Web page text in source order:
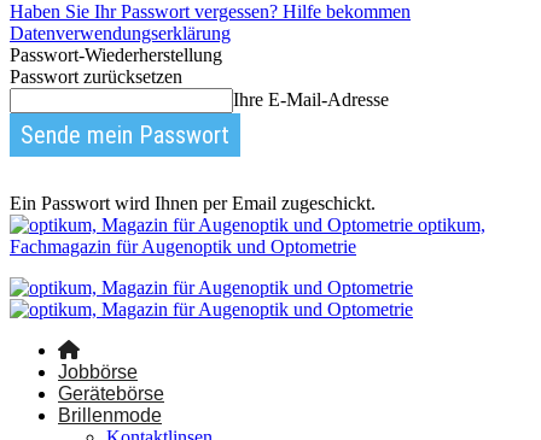
Haben Sie Ihr Passwort vergessen? Hilfe bekommen
Datenverwendungserklärung
Passwort-Wiederherstellung
Passwort zurücksetzen
Ihre E-Mail-Adresse
Ein Passwort wird Ihnen per Email zugeschickt.
optikum,
Fachmagazin für Augenoptik und Optometrie
Jobbörse
Gerätebörse
Brillenmode